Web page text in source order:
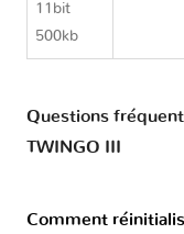
11bit
500kb
Questions
TWINGO III
Comment